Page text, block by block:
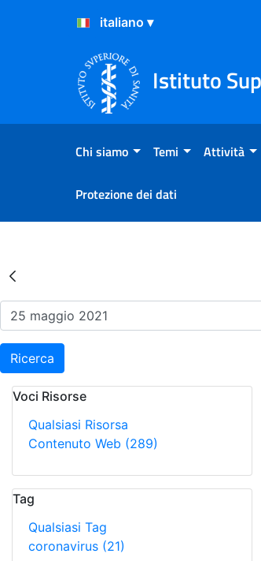
Salta al Contenuto
Salta al Footer
Istituto
Chi siamo Temi Attività
Protezione dei dati
Risultati della
Ricerca
Voci Risorse
Qualsiasi Risorsa
Contenuto Web (289)
Tag
Qualsiasi Tag
coronavirus (21)